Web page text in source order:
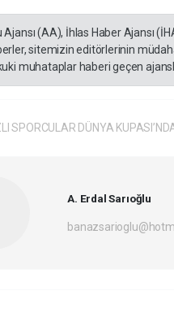
(AA), İhlas Haber Ajansı
sitemizin editörlerinin
muhataplar haberi geçen
SPORCULAR DÜNYA
A. Erdal Sarıoğlu